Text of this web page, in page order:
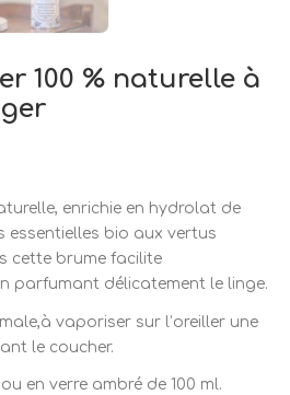
100 % naturelle à
enrichie en hydrolat de
essentielles bio aux vertus
cette brume facilite
parfumant délicatement le linge.
vaporiser sur l’oreiller une
le coucher.
en verre ambré de 100 ml.